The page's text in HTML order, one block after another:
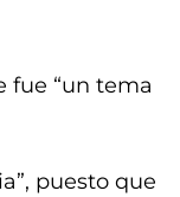
fue “un tema
puesto que